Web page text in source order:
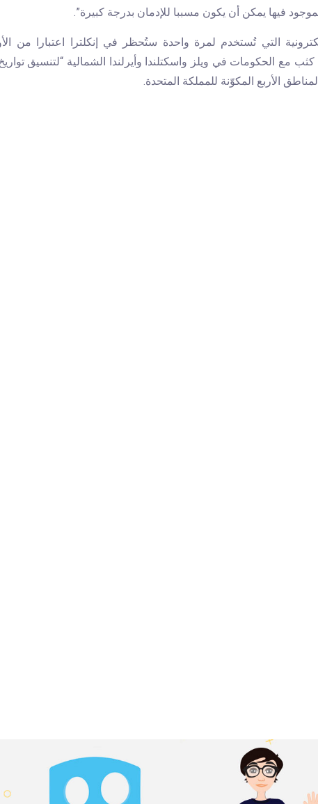
فيها يمكن أن يكون مسببا للإدمان بدرجة كبيرة”.
التي تُستخدم لمرة واحدة ستُحظر في إنكلترا اعتبارا من
مع الحكومات في ويلز واسكتلندا وأيرلندا الشمالية “لتنسيق
الأربع المكوّنة للمملكة المتحدة.